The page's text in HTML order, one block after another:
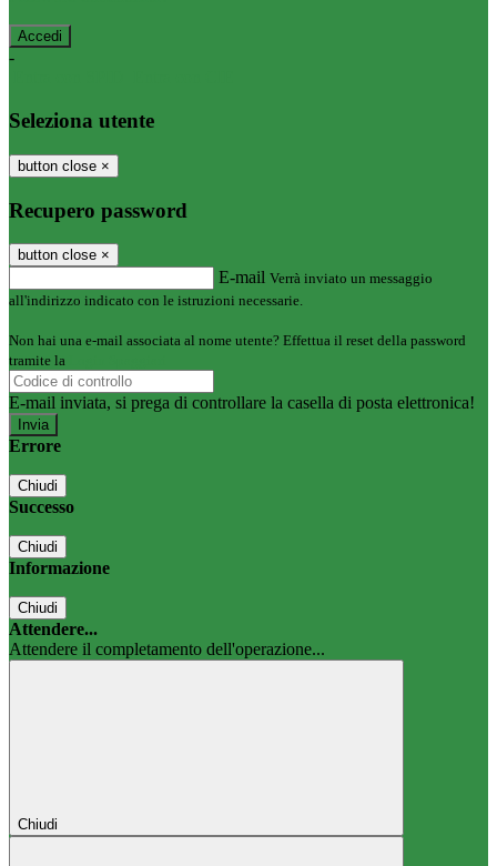
-
Seleziona utente
button close ×
Recupero password
button close ×
E-mail Verrà inviato un messaggio
all'indirizzo indicato con le istruzioni necessarie.
Non hai una e-mail associata al nome utente? Effettua il reset della password
tramite la
E-mail inviata, si prega di controllare la casella di posta elettronica!
Errore
Chiudi
Successo
Chiudi
Informazione
Chiudi
Attendere...
Attendere il completamento dell'operazione...
Chiudi